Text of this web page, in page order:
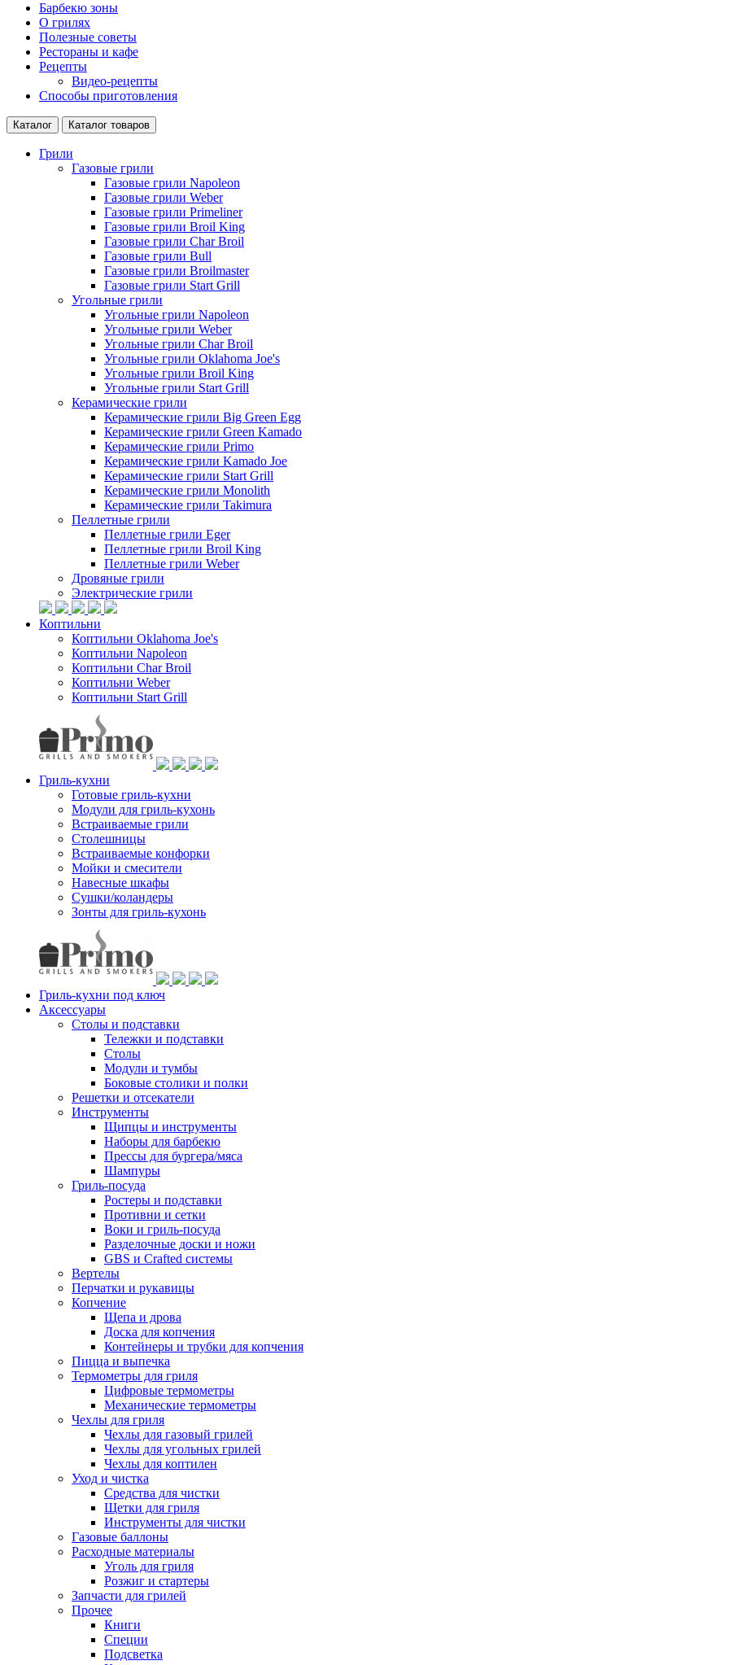
Барбекю зоны
О грилях
Полезные советы
Рестораны и кафе
Рецепты
Видео-рецепты
Способы приготовления
Каталог Каталог товаров
Грили
Газовые грили
Газовые грили Napoleon
Газовые грили Weber
Газовые грили Primeliner
Газовые грили Broil King
Газовые грили Char Broil
Газовые грили Bull
Газовые грили Broilmaster
Газовые грили Start Grill
Угольные грили
Угольные грили Napoleon
Угольные грили Weber
Угольные грили Char Broil
Угольные грили Oklahoma Joe's
Угольные грили Broil King
Угольные грили Start Grill
Керамические грили
Керамические грили Big Green Egg
Керамические грили Green Kamado
Керамические грили Primo
Керамические грили Kamado Joe
Керамические грили Start Grill
Керамические грили Monolith
Керамические грили Takimura
Пеллетные грили
Пеллетные грили Eger
Пеллетные грили Broil King
Пеллетные грили Weber
Дровяные грили
Электрические грили
Коптильни
Коптильни Oklahoma Joe's
Коптильни Napoleon
Коптильни Char Broil
Коптильни Weber
Коптильни Start Grill
Гриль-кухни
Готовые гриль-кухни
Модули для гриль-кухонь
Встраиваемые грили
Столешницы
Встраиваемые конфорки
Мойки и смесители
Навесные шкафы
Сушки/коландеры
Зонты для гриль-кухонь
Гриль-кухни под ключ
Аксессуары
Столы и подставки
Тележки и подставки
Столы
Модули и тумбы
Боковые столики и полки
Решетки и отсекатели
Инструменты
Щипцы и инструменты
Наборы для барбекю
Прессы для бургера/мяса
Шампуры
Гриль-посуда
Ростеры и подставки
Противни и сетки
Воки и гриль-посуда
Разделочные доски и ножи
GBS и Crafted системы
Вертелы
Перчатки и рукавицы
Копчение
Щепа и дрова
Доска для копчения
Контейнеры и трубки для копчения
Пицца и выпечка
Термометры для гриля
Цифровые термометры
Механические термометры
Чехлы для гриля
Чехлы для газовый грилей
Чехлы для угольных грилей
Чехлы для коптилен
Уход и чистка
Средства для чистки
Щетки для гриля
Инструменты для чистки
Газовые баллоны
Расходные материалы
Уголь для гриля
Розжиг и стартеры
Запчасти для грилей
Прочее
Книги
Специи
Подсветка